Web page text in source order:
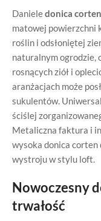
Danieledonica corten
matowej powierzchni
roślin i odsłoniętej
naturalnym ogrodzie,
rosnących ziół i
aranżacjach może
sukulentów.
ściślej
Metaliczna faktura i
wysoka donica corten
wystroju w stylu loft.
Nowoczesny
trwałość